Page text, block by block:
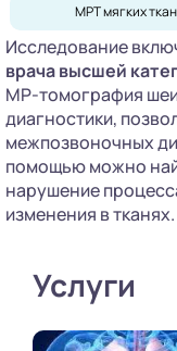
МРТ мягких
Исследование
врача высшей
МР-томография
диагностики,
межпозвоночных
помощью можно
нарушение
изменения в
Услуги